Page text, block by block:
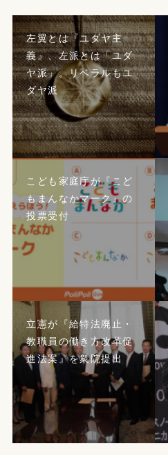
左翼とは『ユダヤ主
義』、左派とは「ユダ
ヤ派」。リベラルもユ
ダヤ派
こども家庭庁が『こど
もまんなかマーク』の
投票受付
立憲が『給特法廃止・
教職員の働き方改革促
進法案』を衆院提出